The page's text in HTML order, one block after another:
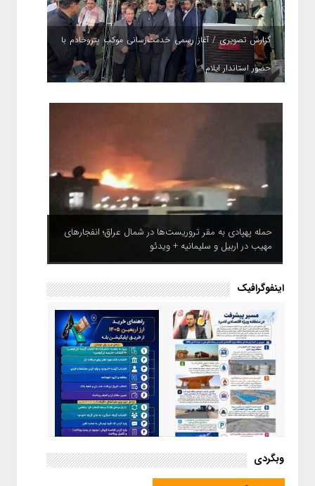
گزارش تصویری / آغاز رسمی خدمت‌رسانی موکب پتروخادم با
حضور استاندار ایلام
حمله پهپادی به مقر تروریست‌ها در شمال عراق؛ انفجارهای
مهیب در اربیل و سلیمانیه + ویدئو
اینفوگرافیک
اینفوگرافیک / مسیر پیشرفت در
اینفوگرافیک / راهنمای خرید ارز
اربعین از طریق اپلیکیشن بله
وبگردی